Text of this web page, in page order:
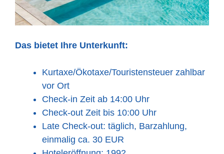
Das bietet Ihre Unterkunft:
Kurtaxe/Ökotaxe/Touristensteuer zahlbar
vor Ort
Check-in Zeit ab 14:00 Uhr
Check-out Zeit bis 10:00 Uhr
Late Check-out: täglich, Barzahlung,
einmalig ca. 30 EUR